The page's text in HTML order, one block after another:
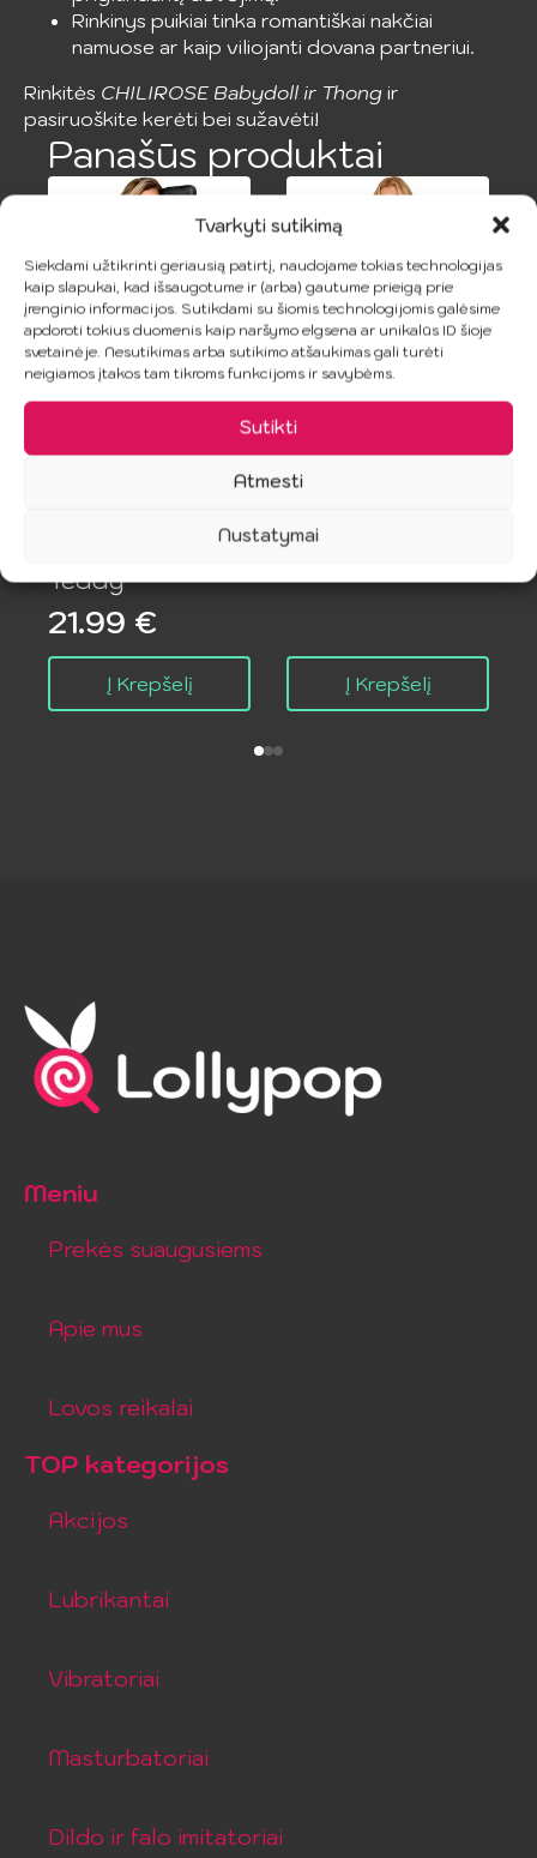
Tvarkyti sutikimą
Siekdami užtikrinti geriausią patirtį, naudojame tokias technologijas
kaip slapukai, kad išsaugotume ir (arba) gautume prieigą prie
įrenginio informacijos. Sutikdami su šiomis technologijomis galėsime
apdoroti tokius duomenis kaip naršymo elgsena ar unikalūs ID šioje
svetainėje. Nesutikimas arba sutikimo atšaukimas gali turėti
neigiamos įtakos tam tikroms funkcijoms ir savybėms.
Sutikti
Atmesti
Nustatymai
Rinkinys puikiai tinka romantiškai nakčiai
namuose ar kaip viliojanti dovana partneriui.
Rinkitės CHILIROSE Babydoll ir Thong ir
pasiruoškite kerėti bei sužavėti!
Panašūs produktai
SUBBLIME
Juodas
Teddy
21.99 €
Į Krepšelį
SUBBLIME –
Gėlių Rašto
Bodis S/M
Į Krepšelį
Meniu
Prekės suaugusiems
Apie mus
Lovos reikalai
TOP kategorijos
Akcijos
Lubrikantai
Vibratoriai
Masturbatoriai
Dildo ir falo imitatoriai